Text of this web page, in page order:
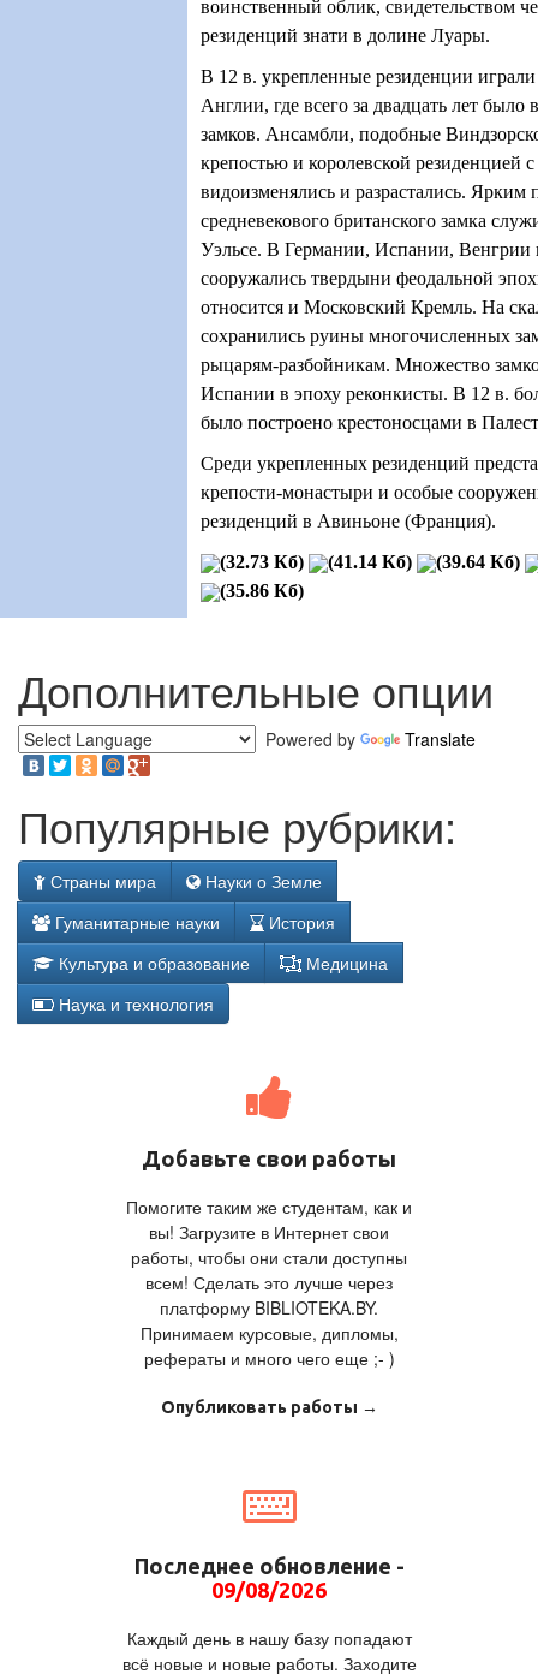
воинственный облик, свидетельством
резиденций знати в долине Луары.
В 12 в. укрепленные резиденции
Англии, где всего за двадцать лет было
замков. Ансамбли, подобные
крепостью и королевской резиденцией
видоизменялись и разрастались. Ярким
средневекового британского замка
Уэльсе. В Германии, Испании, Венгрии
сооружались твердыни феодальной
относится и Московский Кремль. На
сохранились руины многочисленных
рыцарям-разбойникам. Множество
Испании в эпоху реконкисты. В 12 в.
было построено крестоносцами в
Среди укрепленных резиденций
крепости-монастыри и особые
резиденций в Авиньоне (Франция).
(32.73 Кб)
(41.14 Кб)
(39.64 Кб)
(35.86 Кб)
Дополнительные опции
Powered by Translate
Популярные рубрики:
Страны мира
Науки о Земле
Гуманитарные науки
История
Культура и образование
Медицина
Наука и технология
Добавьте свои работы
Помогите таким же студентам, как и
вы! Загрузите в Интернет свои
работы, чтобы они стали доступны
всем! Сделать это лучше через
платформу BIBLIOTEKA.BY.
Принимаем курсовые, дипломы,
рефераты и много чего еще ;- )
Опубликовать работы →
Последнее обновление -
09/08/2026
Каждый день в нашу базу попадают
всё новые и новые работы. Заходите